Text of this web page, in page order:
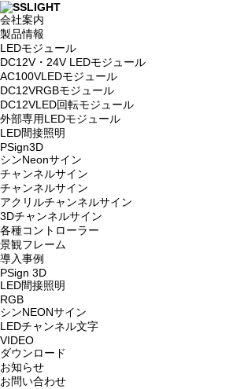
会社案内
製品情報
LEDモジュール
DC12V・24V LEDモジュール
AC100VLEDモジュール
DC12VRGBモジュール
DC12VLED回転モジュール
外部専用LEDモジュール
LED間接照明
PSign3D
シンNeonサイン
チャンネルサイン
チャンネルサイン
アクリルチャンネルサイン
3Dチャンネルサイン
各種コントローラー
景観フレーム
導入事例
PSign 3D
LED間接照明
RGB
シンNEONサイン
LEDチャンネル文字
VIDEO
ダウンロード
お知らせ
お問い合わせ